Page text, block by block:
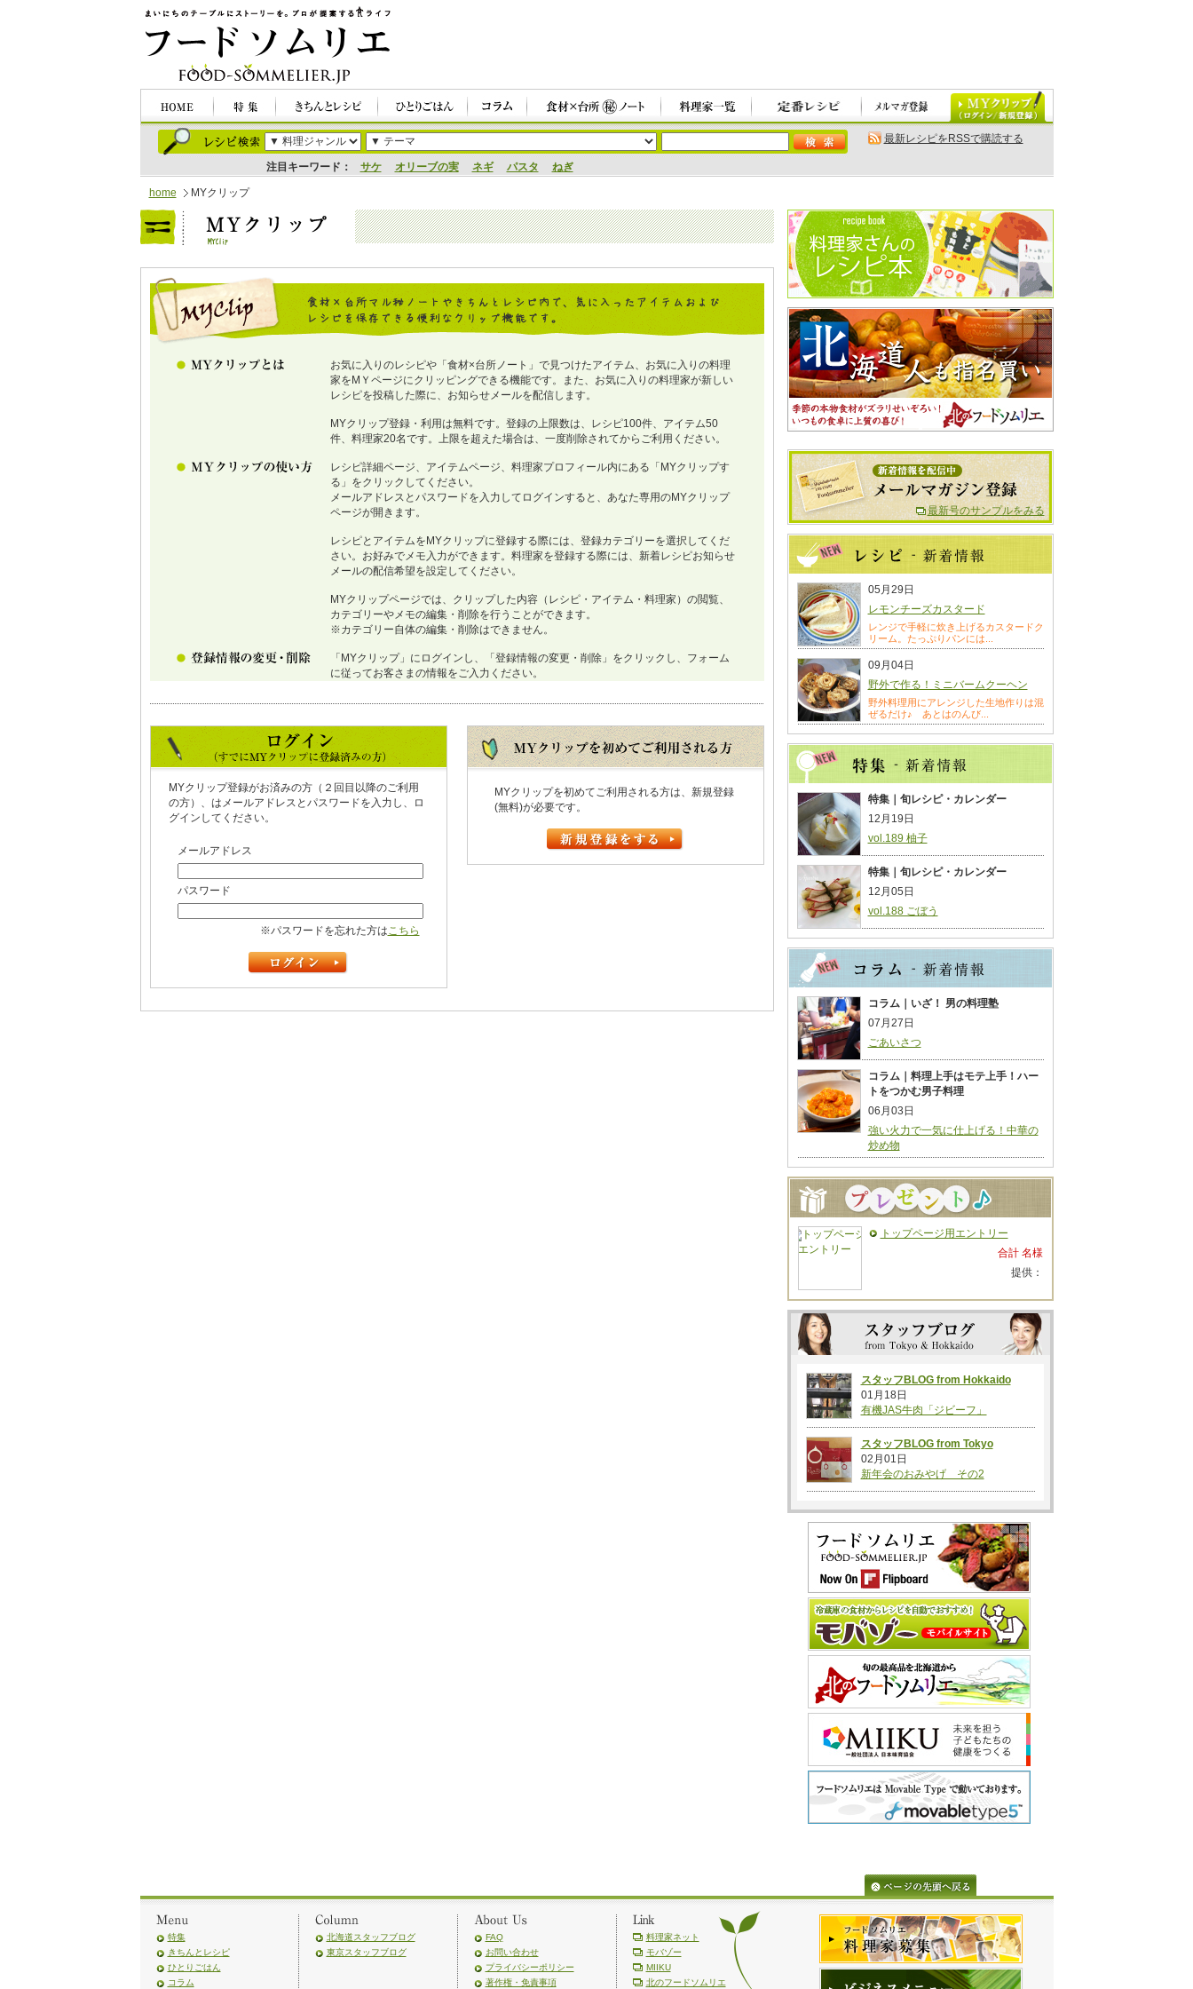
注目キーワード： サケ オリーブの実 ネギ パスタ ねぎ
最新レシピをRSSで購読する
home MYクリップ
お気に入りのレシピや「食材×台所ノート」で見つけたアイテム、お気に入りの料理
家をMＹページにクリッピングできる機能です。また、お気に入りの料理家が新しい
レシピを投稿した際に、お知らせメールを配信します。
MYクリップ登録・利用は無料です。登録の上限数は、レシピ100件、アイテム50
件、料理家20名です。上限を超えた場合は、一度削除されてからご利用ください。
レシピ詳細ページ、アイテムページ、料理家プロフィール内にある「MYクリップす
る」をクリックしてください。
メールアドレスとパスワードを入力してログインすると、あなた専用のMYクリップ
ページが開きます。
レシピとアイテムをMYクリップに登録する際には、登録カテゴリーを選択してくだ
さい。お好みでメモ入力ができます。料理家を登録する際には、新着レシピお知らせ
メールの配信希望を設定してください。
MYクリップページでは、クリップした内容（レシピ・アイテム・料理家）の閲覧、
カテゴリーやメモの編集・削除を行うことができます。
※カテゴリー自体の編集・削除はできません。
「MYクリップ」にログインし、「登録情報の変更・削除」をクリックし、フォーム
に従ってお客さまの情報をご入力ください。
MYクリップ登録がお済みの方（２回目以降のご利用
の方）、はメールアドレスとパスワードを入力し、ロ
グインしてください。
メールアドレス
パスワード
※パスワードを忘れた方はこちら
MYクリップを初めてご利用される方は、新規登録
(無料)が必要です。
最新号のサンプルをみる
05月29日
レモンチーズカスタード
レンジで手軽に炊き上げるカスタードク
リーム。たっぷりパンには...
09月04日
野外で作る！ミニバームクーヘン
野外料理用にアレンジした生地作りは混
ぜるだけ♪ あとはのんび...
特集｜旬レシピ・カレンダー
12月19日
vol.189 柚子
特集｜旬レシピ・カレンダー
12月05日
vol.188 ごぼう
コラム｜いざ！ 男の料理塾
07月27日
ごあいさつ
コラム｜料理上手はモテ上手！ハー
トをつかむ男子料理
06月03日
強い火力で一気に仕上げる！中華の
炒め物
トップページ用エントリー
合計 名様
提供：
スタッフBLOG from Hokkaido
01月18日
有機JAS牛肉「ジビーフ」
スタッフBLOG from Tokyo
02月01日
新年会のおみやげ その2
特集
きちんとレシピ
ひとりごはん
コラム
北海道スタッフブログ
東京スタッフブログ
FAQ
お問い合わせ
プライバシーポリシー
著作権・免責事項
料理家ネット
モバゾー
MIIKU
北のフードソムリエ